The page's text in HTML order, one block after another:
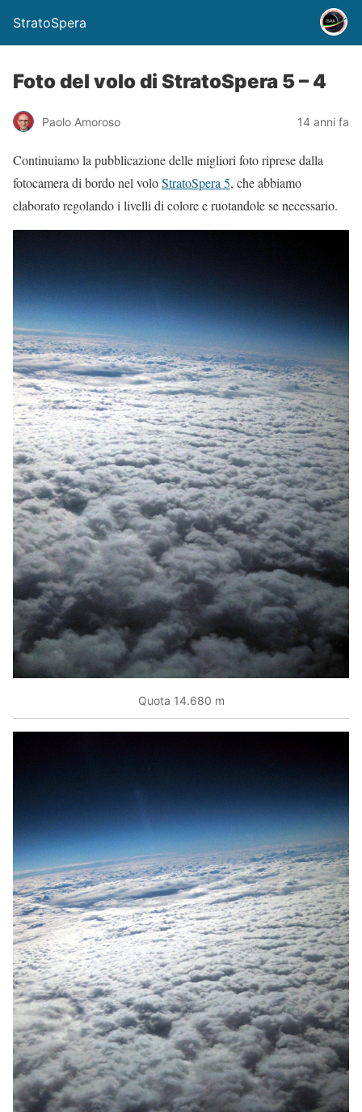
StratoSpera
Foto del volo di StratoSpera 5 – 4
Paolo Amoroso 14 anni fa
Continuiamo la pubblicazione delle migliori foto riprese dalla
fotocamera di bordo nel voloStratoSpera 5, che abbiamo
elaborato regolando i livelli di colore e ruotandole se necessario.
Quota 14.680 m